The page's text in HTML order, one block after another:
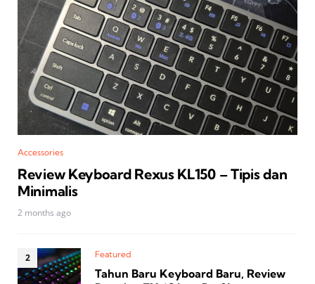
Accessories
Review Keyboard Rexus KL150 – Tipis dan
Minimalis
2 months ago
Featured
Tahun Baru Keyboard Baru, Review